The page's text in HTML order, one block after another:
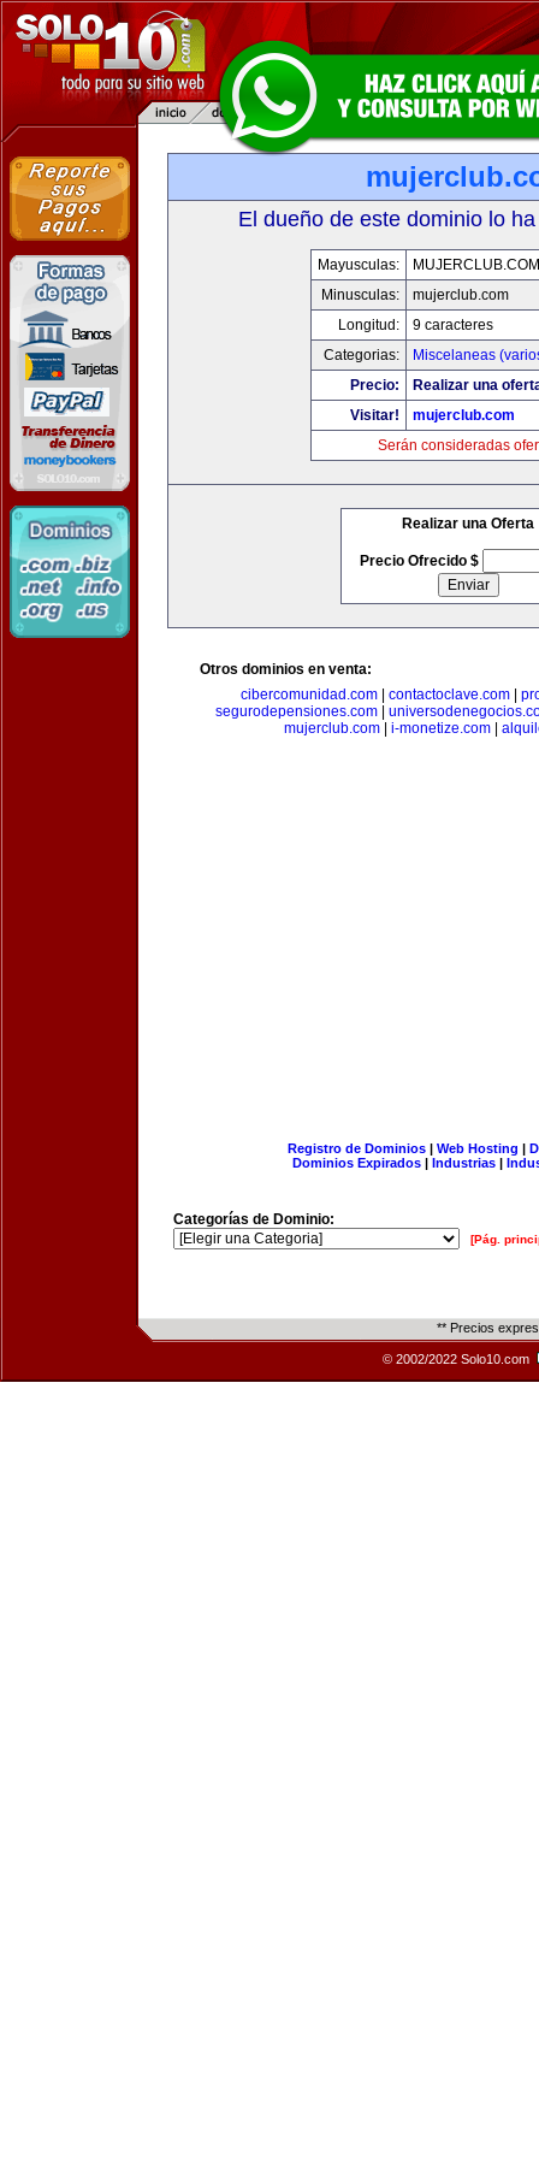
El dueño de este dominio lo
Mayusculas:
MUJERCLUB.COM
Minusculas:
mujerclub.com
Longitud:
9 caracteres
Categorias:
Miscelaneas
Precio:
Realizar una
Visitar!
mujerclub.com
Serán consideradas
Realizar una Oferta
Precio Ofrecido $
Otros dominios en venta:
cibercomunidad.com
contactoclave.com
segurodepensiones.com
mujerclub.com
i-monetize.com
Registro de Dominios| Web Hosting |
Dominios Expirados | Industrias |
Categorías de Dominio:
[Pág.
** Precios
© 2002/2022 Solo10.com